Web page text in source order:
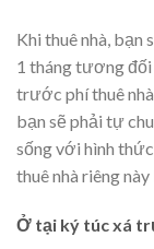
Khi thuê nhà,
1 tháng tương
trước phí thuê
bạn sẽ phải tự
sống với hình
thuê nhà riêng
Ở tại ký túc xá